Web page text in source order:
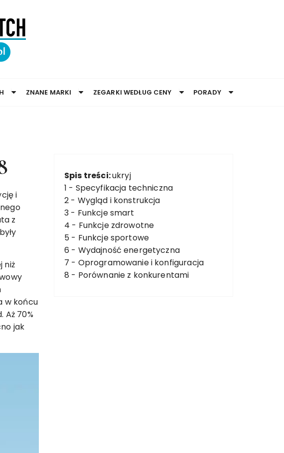
ZNANE MARKI ZEGARKI WEDŁUG CENY PORADY
i
z
niż
w końcu
Aż 70%
jak
Spis treści:ukryj
1 - Specyfikacja techniczna
2 - Wygląd i konstrukcja
3 - Funkcje smart
4 - Funkcje zdrowotne
5 - Funkcje sportowe
6 - Wydajność energetyczna
7 - Oprogramowanie i konfiguracja
8 - Porównanie z konkurentami